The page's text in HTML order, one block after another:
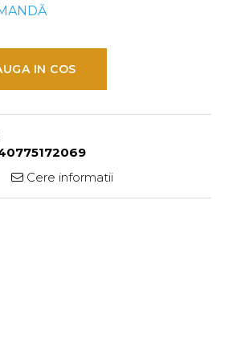
IN COS
Cere informatii